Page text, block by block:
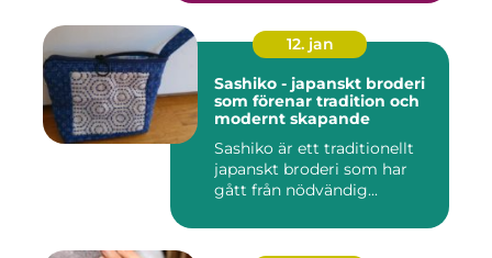
12. jan
Sashiko - japanskt broderi
som förenar tradition och
modernt skapande
Sashiko är ett traditionellt
japanskt broderi som har
gått från nödvändig...